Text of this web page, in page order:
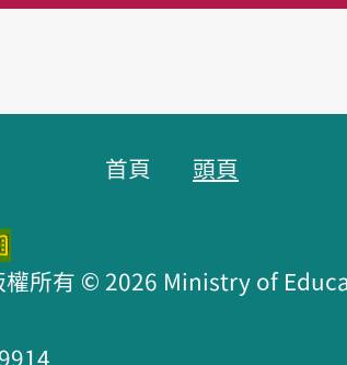
首頁 頭頁
權所有 © 2026 Ministry of